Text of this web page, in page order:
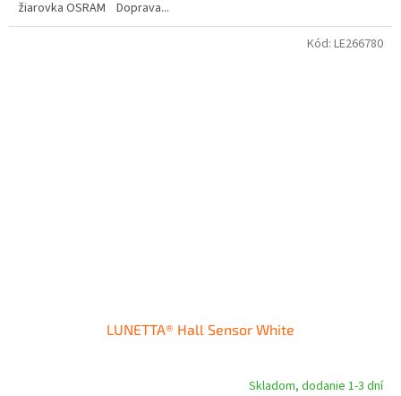
žiarovka OSRAM Doprava...
LUNETTA® Hall Sensor White
Skladom, dodanie 1-3 dní
Kód: LE266780